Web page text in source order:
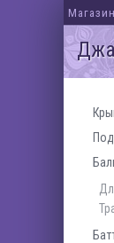
Магазин